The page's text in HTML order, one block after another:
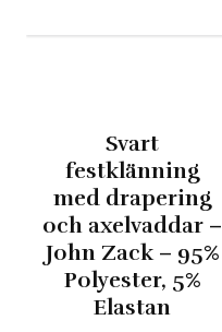
Svart
festklänning
med drapering
och axelvaddar –
John Zack – 95%
Polyester, 5%
Elastan